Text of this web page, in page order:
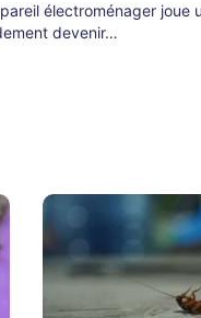
électroménager joue
devenir…